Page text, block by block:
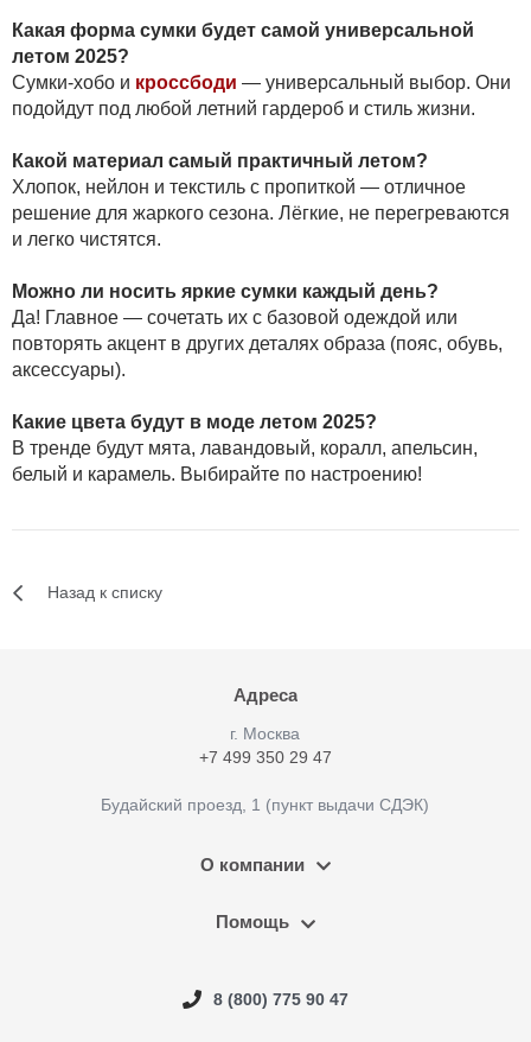
Какая форма сумки будет самой универсальной
летом 2025?
Сумки-хобо и кроссбоди — универсальный выбор. Они
подойдут под любой летний гардероб и стиль жизни.
Какой материал самый практичный летом?
Хлопок, нейлон и текстиль с пропиткой — отличное
решение для жаркого сезона. Лёгкие, не перегреваются
и легко чистятся.
Можно ли носить яркие сумки каждый день?
Да! Главное — сочетать их с базовой одеждой или
повторять акцент в других деталях образа (пояс, обувь,
аксессуары).
Какие цвета будут в моде летом 2025?
В тренде будут мята, лавандовый, коралл, апельсин,
белый и карамель. Выбирайте по настроению!
Назад к списку
Адреса
г. Москва
+7 499 350 29 47
Будайский проезд, 1 (пункт выдачи СДЭК)
О компании
Помощь
8 (800) 775 90 47